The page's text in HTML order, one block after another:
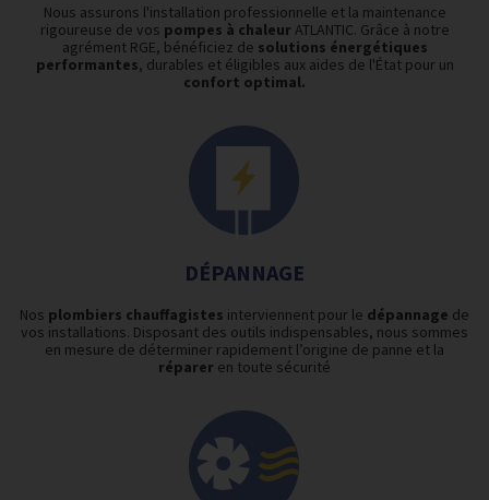
Nous assurons l'installation professionnelle et la maintenance
rigoureuse de vos pompes à chaleurATLANTIC. Grâce à notre
agrément RGE, bénéficiez de solutions énergétiques
performantes, durables et éligibles aux aides de l'État pour un
confort optimal.
DÉPANNAGE
Nos plombiers chauffagistes interviennent pour le dépannage de
vos installations. Disposant des outils indispensables, nous sommes
en mesure de déterminer rapidement l’origine de panne et la
réparer en toute sécurité